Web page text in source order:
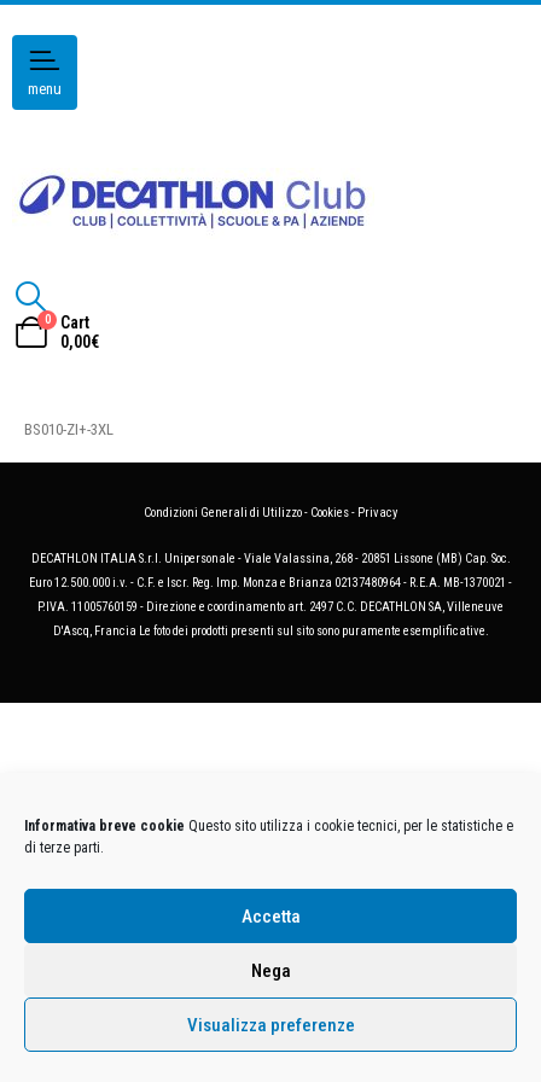
Informativa breve cookie Questo sito utilizza i cookie tecnici, per le statistiche e
di terze parti.
Accetta
Nega
Visualizza preferenze
menu
0
Cart
0,00€
BS010-ZI+-3XL
Condizioni Generali di Utilizzo- Cookies- Privacy
DECATHLON ITALIA S.r.l. Unipersonale - Viale Valassina, 268 - 20851 Lissone (MB) Cap. Soc.
Euro 12.500.000 i.v. - C.F. e Iscr. Reg. Imp. Monza e Brianza 02137480964 - R.E.A. MB-1370021 -
P.IVA. 11005760159 - Direzione e coordinamento art. 2497 C.C. DECATHLON SA, Villeneuve
D'Ascq, Francia Le foto dei prodotti presenti sul sito sono puramente esemplificative.